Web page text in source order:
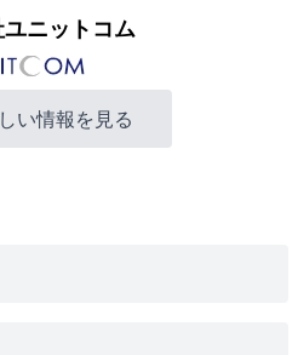
ニットコム
い情報を見る